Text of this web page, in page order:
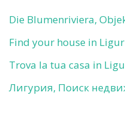
Die Blumenriviera,
Find your house in
Trova la tua casa in
Лигурия, Поиск